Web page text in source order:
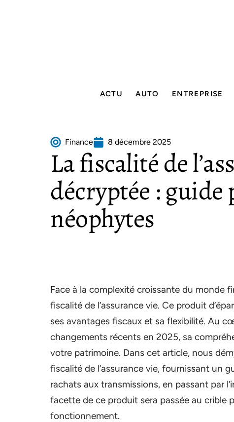
ACTU AUTO ENTREPRISE
Finance 8 décembre 2025
La fiscalité de
décryptée : guide
néophytes
Face à la complexité croissante du monde
fiscalité de l’assurance vie. Ce produit
ses avantages fiscaux et sa flexibilité. Au
changements récents en 2025, sa
votre patrimoine. Dans cet article, nous
fiscalité de l’assurance vie, fournissant un
rachats aux transmissions, en passant par
facette de ce produit sera passée au crible
fonctionnement.